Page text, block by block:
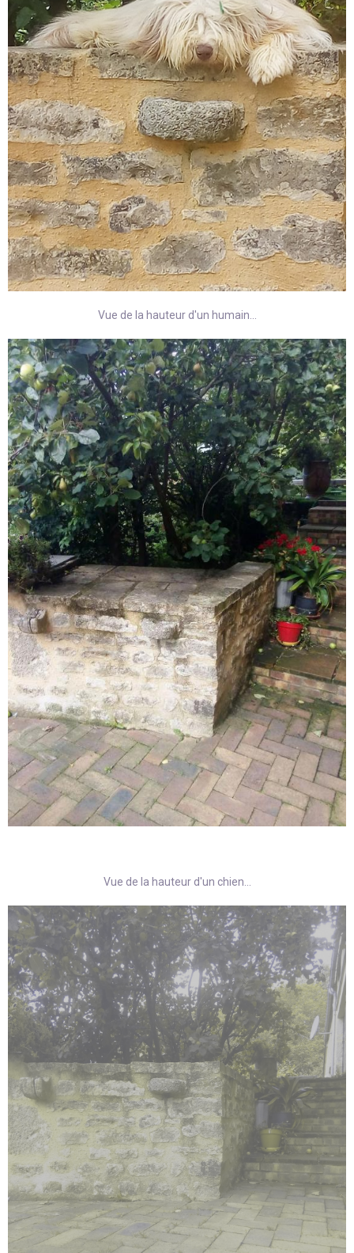
Vue de la hauteur d'un humain...
Vue de la hauteur d'un chien...